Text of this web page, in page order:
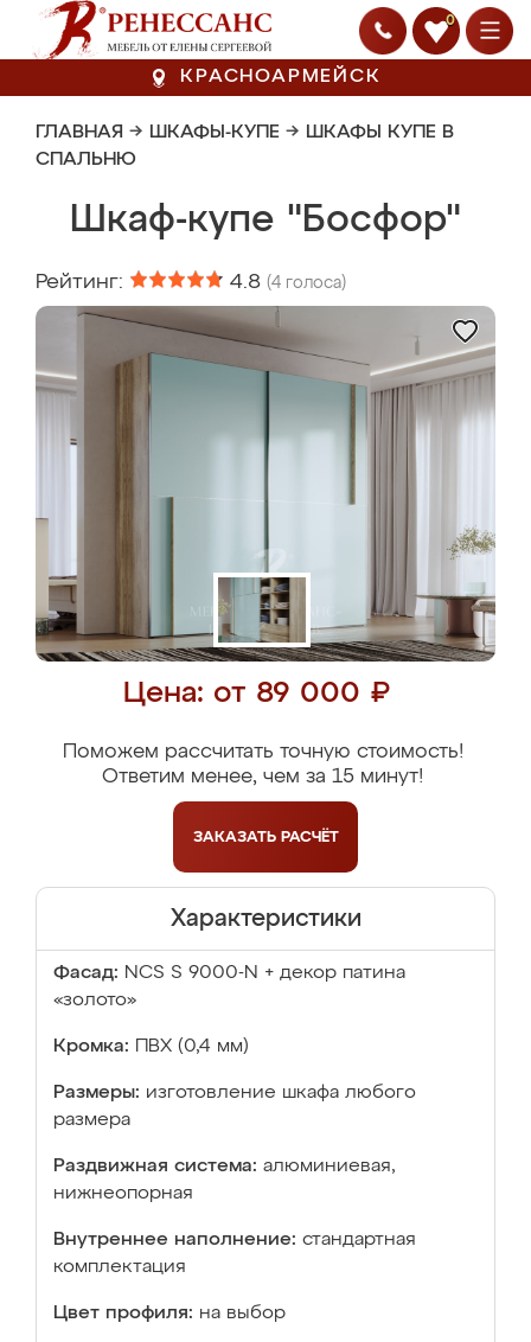
0
КРАСНОАРМЕЙСК
ГЛАВНАЯ → ШКАФЫ-КУПЕ → ШКАФЫ КУПЕ В
СПАЛЬНЮ
Шкаф-купе "Босфор"
Рейтинг: 4.8 (4 голоса)
Цена: от 89 000 ₽
Поможем рассчитать точную стоимость!
Ответим менее, чем за 15 минут!
ЗАКАЗАТЬ РАСЧЁТ
Характеристики
Фасад: NCS S 9000-N + декор патина
«золото»
Кромка: ПВХ (0,4 мм)
Размеры: изготовление шкафа любого
размера
Раздвижная система: алюминиевая,
нижнеопорная
Внутреннее наполнение: стандартная
комплектация
Цвет профиля: на выбор